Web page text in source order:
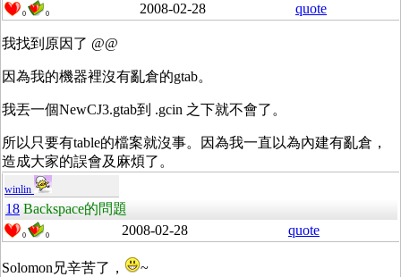
0 0 2008-02-28 quote
我找到原因了 @@
因為我的機器裡沒有亂倉的gtab。
我丟一個NewCJ3.gtab到 .gcin 之下就不會了。
所以只要有table的檔案就沒事。因為我一直以為內建有亂倉，
造成大家的誤會及麻煩了。
winlin
18 Backspace的問題
0 0 2008-02-28 quote
Solomon兄辛苦了，
~